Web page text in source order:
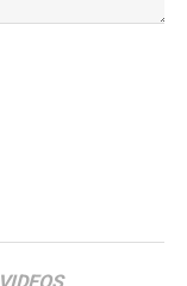
VIDEOS